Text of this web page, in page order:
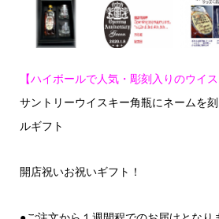
【ハイボールで人気・彫刻入りのウイ
サントリーウイスキー角瓶にネームを
ルギフト
開店祝いお祝いギフト！